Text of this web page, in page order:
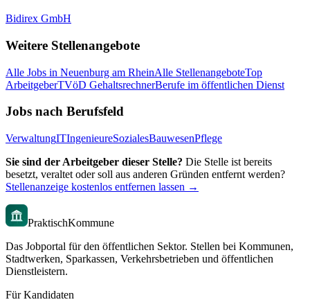
Bidirex GmbH
Weitere Stellenangebote
Alle Jobs in Neuenburg am RheinAlle StellenangeboteTop
ArbeitgeberTVöD GehaltsrechnerBerufe im öffentlichen Dienst
Jobs nach Berufsfeld
VerwaltungITIngenieureSozialesBauwesenPflege
Sie sind der Arbeitgeber dieser Stelle? Die Stelle ist bereits
besetzt, veraltet oder soll aus anderen Gründen entfernt werden?
Stellenanzeige kostenlos entfernen lassen →
PraktischKommune
Das Jobportal für den öffentlichen Sektor. Stellen bei Kommunen,
Stadtwerken, Sparkassen, Verkehrsbetrieben und öffentlichen
Dienstleistern.
Für Kandidaten